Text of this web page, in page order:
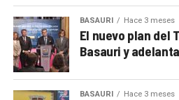
BASAURI Hace 3 meses
El nuevo plan del
Basauri y
BASAURI Hace 3 meses